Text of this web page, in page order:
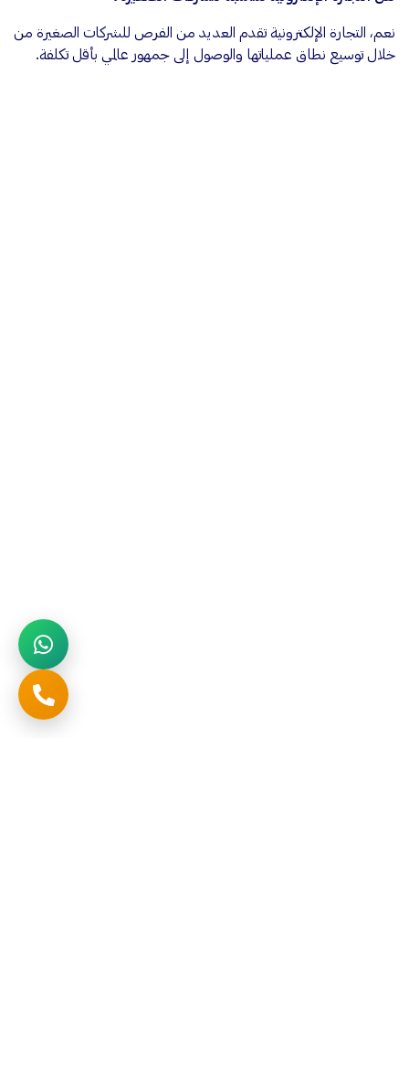
نعم، التجارة الإلكترونية تقدم العديد من الفرص للشركات الصغيرة من
خلال توسيع نطاق عملياتها والوصول إلى جمهور عالمي بأقل تكلفة.